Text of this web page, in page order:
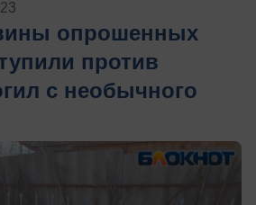
опрошенных
против
с необычного